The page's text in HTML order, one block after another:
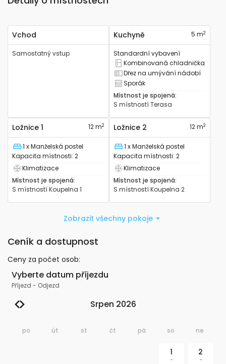
Vchod
Samostatný vstup
Kuchyně 5 m2
Standardní vybavení
Má kombinovanou lednici
Kombinovaná chladnička
Má kuchyňský dřez
Dřez na umývání nádobí
Má sporák
Sporák
Místnost je spojená:
S místnostíTerasa
Ložnice 1 12 m2
Lůžko1 x Manželská postel
Kapacita místnosti: 2
Má klimatizaci
Klimatizace
Místnost je spojená:
S místnostíKoupelna 1
Ložnice 2 12 m2
Lůžko1 x Manželská postel
Kapacita místnosti: 2
Má klimatizaci
Klimatizace
Místnost je spojená:
S místnostíKoupelna 2
Zobrazit všechny pokoje
Ceník a dostupnost
Ceny za počet osob:
Vyberte datum příjezdu
Příjezd - Odjezd
Srpen 2026
po út st čt pá so ne
1
-
2
-